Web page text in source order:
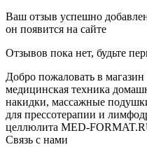
Ваш отзыв успешно
он появится на сайте
Отзывов пока нет, будьте
Добро пожаловать в
медицинская техника
накидки, массажные
для прессотерапии и
целлюлита MED-
Связь с нами